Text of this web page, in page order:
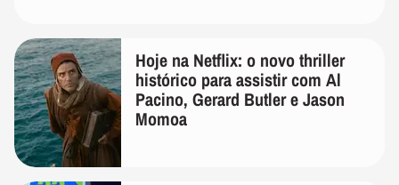
Hoje na Netflix: o novo thriller
histórico para assistir com Al
Pacino, Gerard Butler e Jason
Momoa